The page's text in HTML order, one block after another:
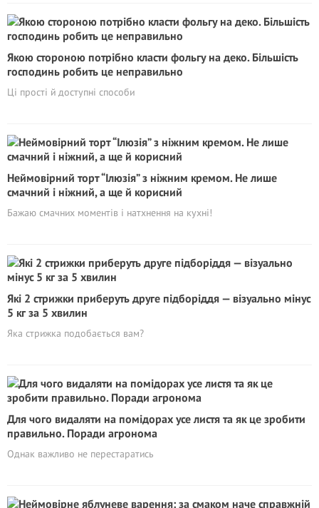
Якою стороною потрібно класти фольгу на деко. Більшість
господинь робить це неправильно
Ці прості й доступні способи
Неймовірний торт “Ілюзія” з ніжним кремом. Не лише
смачний і ніжний, а ще й корисний
Бажаю смачних моментів і натхнення на кухні!
Які 2 стрижки приберуть друге підборіддя — візуально мінус
5 кг за 5 хвилин
Яка стрижка подобається вам?
Для чого видаляти на помідорах усе листя та як це зробити
правильно. Поради агронома
Однак важливо не перестаратись